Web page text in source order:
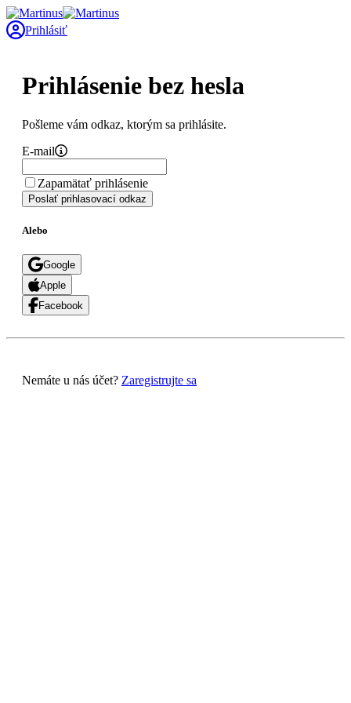
Prihlásiť
Prihlásenie bez hesla
Pošleme vám odkaz, ktorým sa prihlásite.
E-mail
Zapamätať prihlásenie
Poslať prihlasovací odkaz
Alebo
Google
Apple
Facebook
Nemáte u nás účet? Zaregistrujte sa